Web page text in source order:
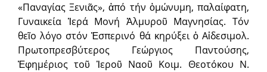
«Παναγίας Ξενιᾶς», ἀπό τήν ὁμώνυμη, παλαίφατη,
Γυναικεία Ἱερά Μονή Ἁλμυροῦ Μαγνησίας. Τόν
θεῖο λόγο στόν Ἐσπερινό θά κηρύξει ὁ Αἰδεσιμολ.
Πρωτοπρεσβύτερος Γεώργιος Παντούσης,
Ἐφημέριος τοῦ Ἱεροῦ Ναοῦ Κοιμ. Θεοτόκου Ν.